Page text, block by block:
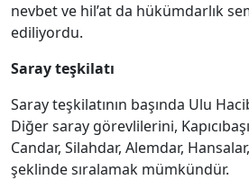
nevbet ve hil’at da hükümdarlık
ediliyordu.
Saray teşkilatı
Saray teşkilatının başında Ulu
Diğer saray görevlilerini,
Candar, Silahdar, Alemdar,
şeklinde sıralamak mümkündür.